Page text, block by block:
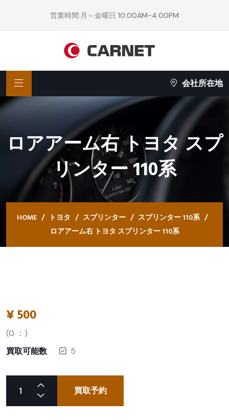
営業時間:月～金曜日 10:00AM-4:00PM
会社所在地
ロアアーム右 トヨタ スプ
リンター 110系
HOME トヨタ スプリンター
スプリンター 110系
ロアアーム右 トヨタ スプリンター 110系
¥500
(0 ：)
買取可能数
5
買取予約